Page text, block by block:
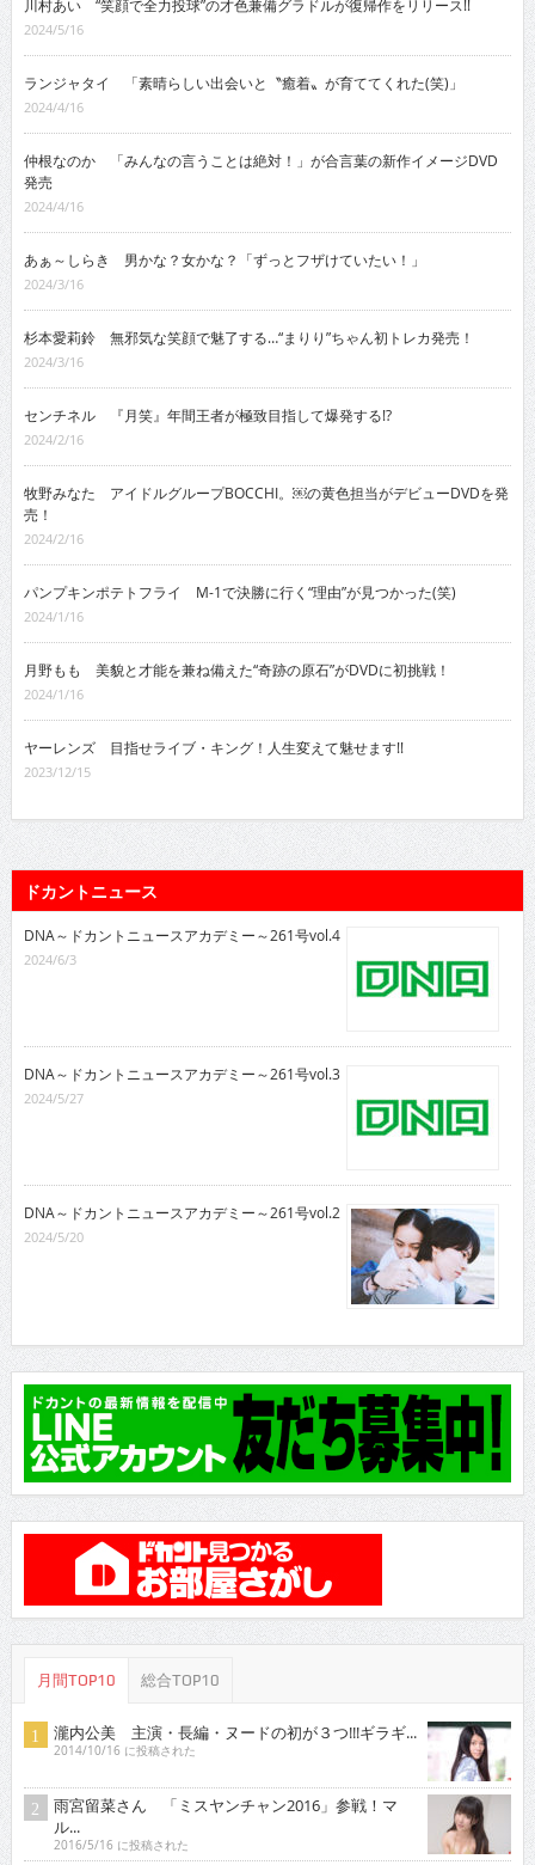
川村あい “笑顔で全力投球”の才色兼備グラドルが復帰作をリリース!!
2024/5/16
ランジャタイ 「素晴らしい出会いと〝癒着〟が育ててくれた(笑)」
2024/4/16
仲根なのか 「みんなの言うことは絶対！」が合言葉の新作イメージDVD
発売
2024/4/16
あぁ～しらき 男かな？女かな？「ずっとフザけていたい！」
2024/3/16
杉本愛莉鈴 無邪気な笑顔で魅了する…“まりり”ちゃん初トレカ発売！
2024/3/16
センチネル 『月笑』年間王者が極致目指して爆発する!?
2024/2/16
牧野みなた アイドルグループBOCCHI。￼の黄色担当がデビューDVDを発
売！
2024/2/16
パンプキンポテトフライ M-1で決勝に行く“理由”が見つかった(笑)
2024/1/16
月野もも 美貌と才能を兼ね備えた“奇跡の原石”がDVDに初挑戦！
2024/1/16
ヤーレンズ 目指せライブ・キング！人生変えて魅せます!!
2023/12/15
ドカントニュース
DNA～ドカントニュースアカデミー～261号vol.4
2024/6/3
DNA～ドカントニュースアカデミー～261号vol.3
2024/5/27
DNA～ドカントニュースアカデミー～261号vol.2
2024/5/20
月間TOP10 総合TOP10
瀧内公美 主演・長編・ヌードの初が３つ!!!ギラギ...
2014/10/16 に投稿された
雨宮留菜さん 「ミスヤンチャン2016」参戦！マ
ル...
2016/5/16 に投稿された